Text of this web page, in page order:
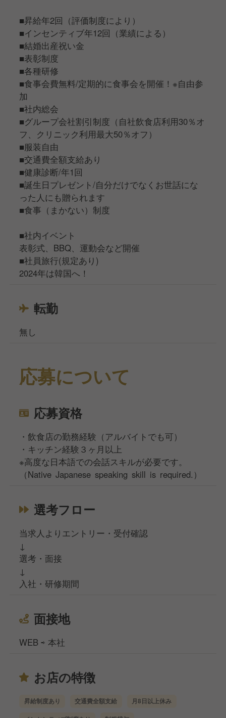
■昇給年2回（評価制度により）
■インセンティブ年12回（業績による）
■結婚出産祝い金
■表彰制度
■各種研修
■食事会費無料/定期的に食事会を開催！※自由参
加
■社内総会
■グループ会社割引制度（自社飲食店利用30％オ
フ、クリニック利用最大50％オフ）
■服装自由
■交通費全額支給あり
■健康診断/年1回
■誕生日プレゼント/自分だけでなくお世話にな
った人にも贈られます
■食事（まかない）制度
■社内イベント
表彰式、BBQ、運動会など開催
■社員旅行(規定あり)
2024年は韓国へ！
転勤
無し
応募について
応募資格
・飲食店の勤務経験（アルバイトでも可）
・キッチン経験３ヶ月以上
※高度な日本語での会話スキルが必要です。
（Native Japanese speaking skill is required.）
選考フロー
当求人よりエントリー・受付確認
↓
選考・面接
↓
入社・研修期間
面接地
WEB ⇨ 本社
お店の特徴
昇給制度あり 交通費全額支給 月8日以上休み